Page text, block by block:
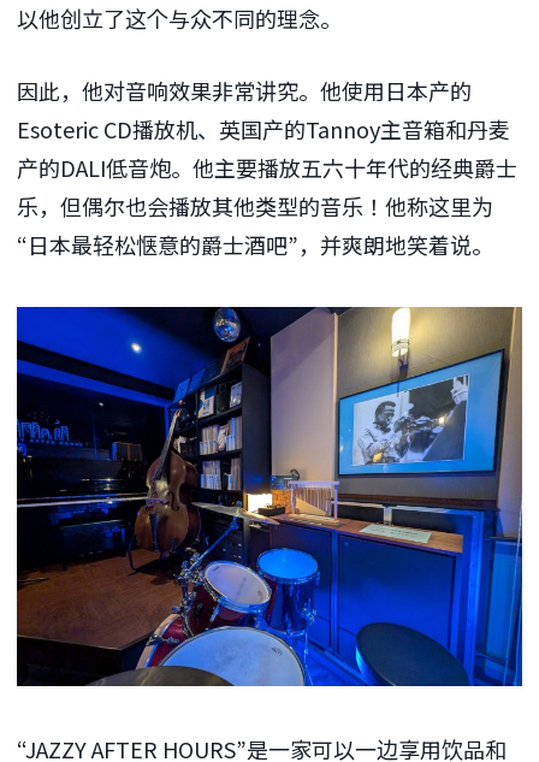
以他创立了这个与众不同的理念。
因此，他对音响效果非常讲究。他使用日本产的
Esoteric CD播放机、英国产的Tannoy主音箱和丹麦
产的DALI低音炮。他主要播放五六十年代的经典爵士
乐，但偶尔也会播放其他类型的音乐！他称这里为
“日本最轻松惬意的爵士酒吧”，并爽朗地笑着说。
“JAZZY AFTER HOURS”是一家可以一边享用饮品和